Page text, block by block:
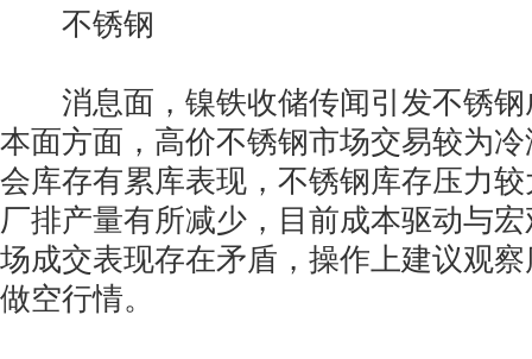
不锈钢
消息面，镍铁收储传闻引发不锈钢
本面方面，高价不锈钢市场交易较为
会库存有累库表现，不锈钢库存压力
厂排产量有所减少，目前成本驱动与
场成交表现存在矛盾，操作上建议观
做空行情。